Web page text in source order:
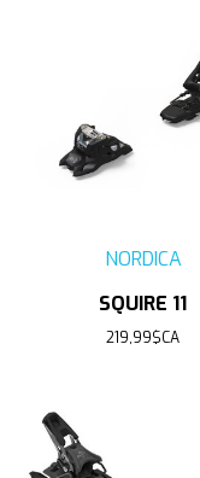
NORDICA
SQUIRE 11
219,99$CA